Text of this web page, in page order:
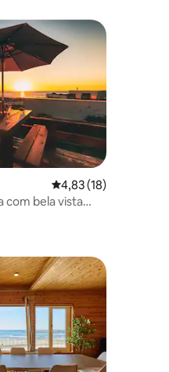
avaliações4,83 de uma
4,83 (18)
com bela vista